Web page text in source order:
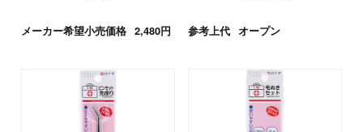
メーカー希望小売価格 2,480円 参考上代 オープン